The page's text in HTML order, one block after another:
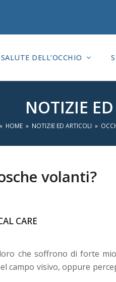
SALUTE DELL’OCCHIO
NOTIZIE
» HOME » NOTIZIE ED ARTICOLI »
volanti?
CARE
che soffrono di forte
campo visivo, oppure